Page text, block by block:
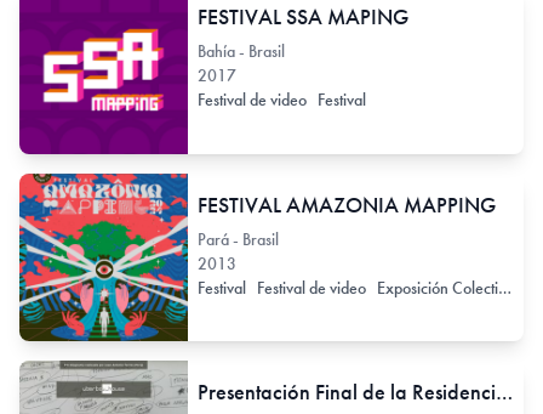
FESTIVAL SSA MAPING
Bahía - Brasil
2017
Festival de video Festival
FESTIVAL AMAZONIA MAPPING
Pará - Brasil
2013
Festival Festival de video Exposición Colectiva
Presentación Final de la Residencia Uberbau_house / octubre 2024 [pesquisa de arte contemporáneo]